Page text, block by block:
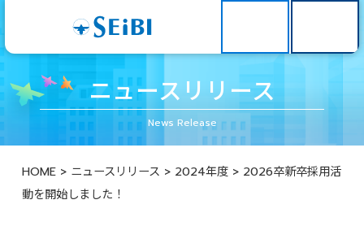
ニュースリリース
News Release
HOME> ニュースリリース > 2024年度> 2026卒新卒採用活
動を開始しました！